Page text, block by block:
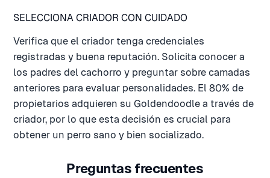
SELECCIONA CRIADOR CON CUIDADO
Verifica que el criador tenga credenciales
registradas y buena reputación. Solicita conocer a
los padres del cachorro y preguntar sobre camadas
anteriores para evaluar personalidades. El 80% de
propietarios adquieren su Goldendoodle a través de
criador, por lo que esta decisión es crucial para
obtener un perro sano y bien socializado.
Preguntas frecuentes